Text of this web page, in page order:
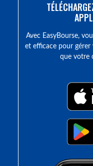
Avec EasyBourse,
et efficace pour gérer
que votre